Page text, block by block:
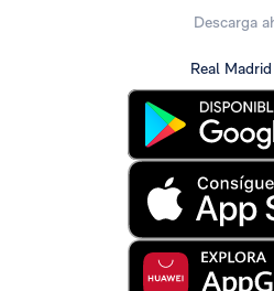
Descarga
Real